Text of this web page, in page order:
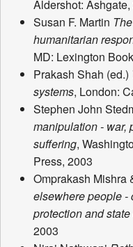
Aldershot:
Susan F. Martin
humanitarian
MD: Lexington
Prakash Shah (ed.)
systems, London:
Stephen John
manipulation - war,
suffering,
Press, 2003
Omprakash Mishra
elsewhere people -
protection and
2003